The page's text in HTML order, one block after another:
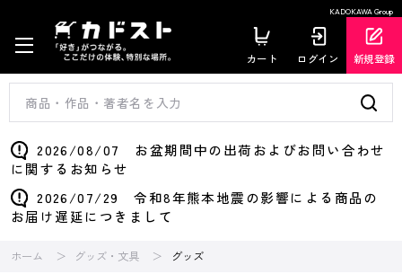
KADOKAWA Group
カート ログイン 新規登録
2026/08/07 お盆期間中の出荷およびお問い合わせ
に関するお知らせ
2026/07/29 令和8年熊本地震の影響による商品の
お届け遅延につきまして
ホーム グッズ・文具 グッズ